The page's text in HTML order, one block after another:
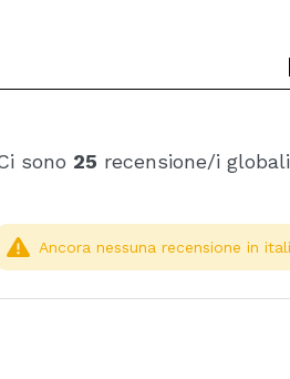
sono 25 recensione/i
Ancora nessuna recensione in